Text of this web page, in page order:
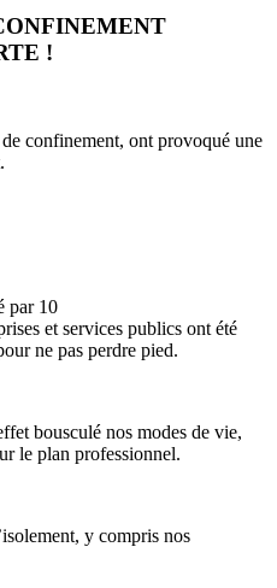
!
confinement, ont provoqué une
par 10
et services publics ont été
ne pas perdre pied.
bousculé nos modes de vie,
le plan professionnel.
y compris nos